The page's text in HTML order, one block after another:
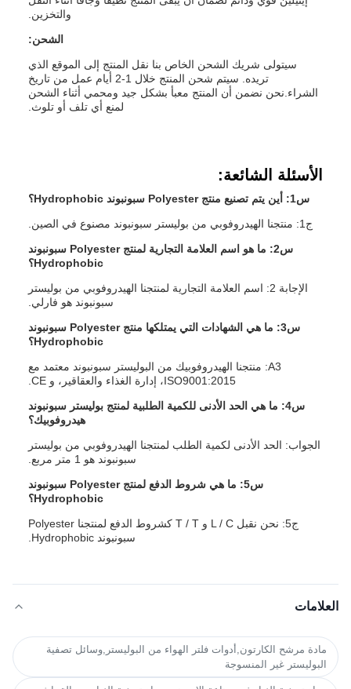
والتخزين.
الشحن:
سيتولى شريك الشحن الخاص بنا نقل المنتج إلى الموقع الذي
تريده. سيتم شحن المنتج خلال 1-2 أيام عمل من تاريخ
الشراء.نحن نضمن أن المنتج معبأ بشكل جيد ومحمي أثناء الشحن
لمنع أي تلف أو تلوث.
الأسئلة الشائعة:
س1: أين يتم تصنيع منتج Polyester سبونبوند Hydrophobic؟
ج1: منتجنا الهيدروفوبي من بوليستر سبونبوند مصنوع في الصين.
س2: ما هو اسم العلامة التجارية لمنتج Polyester سبونبوند
Hydrophobic؟
الإجابة 2: اسم العلامة التجارية لمنتجنا الهيدروفوبي من بوليستر
سبونبوند هو فارلي.
س3: ما هي الشهادات التي يمتلكها منتج Polyester سبونبوند
Hydrophobic؟
A3: منتجنا الهيدروفوبيك من البوليستر سبونبوند معتمد مع
ISO9001:2015، إدارة الغذاء والعقاقير، و CE.
س4: ما هي الحد الأدنى للكمية الطلبية لمنتج بوليستر سبونبوند
هيدروفوبيك؟
الجواب: الحد الأدنى لكمية الطلب لمنتجنا الهيدروفوبي من بوليستر
سبونبوند هو 1 متر مربع.
س5: ما هي شروط الدفع لمنتج Polyester سبونبوند
Hydrophobic؟
ج5: نحن نقبل L / C و T / T كشروط الدفع لمنتجنا Polyester
سبونبوند Hydrophobic.
العلامات
مادة مرشح الكارتون,أدوات فلتر الهواء من البوليستر,وسائل تصفية
البوليستر غير المنسوجة